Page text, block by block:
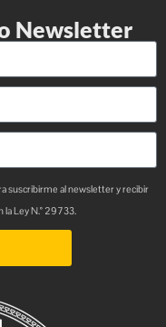
Newsletter
suscribirme al newsletter y recibir
Ley N.° 29733.